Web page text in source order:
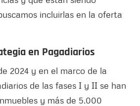
incluirlas en la oferta
en Pagadiarios
2024 y en el marco de la
de las fases I y II se han
y más de 5.000